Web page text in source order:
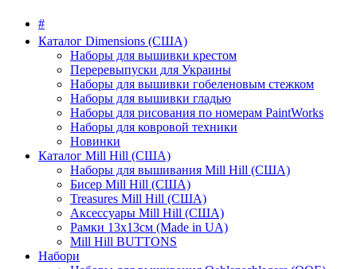
#
Каталог Dimensions (США)
Наборы для вышивки крестом
Переревыпуски для Украины
Наборы для вышивки гобеленовым стежком
Наборы для вышивки гладью
Наборы для рисования по номерам PaintWorks
Наборы для ковровой техники
Новинки
Каталог Mill Hill (США)
Наборы для вышивания Mill Hill (США)
Бисер Mill Hill (США)
Treasures Mill Hill (США)
Аксессуары Mill Hill (США)
Рамки 13х13см (Made in UA)
Mill Hill BUTTONS
Набори